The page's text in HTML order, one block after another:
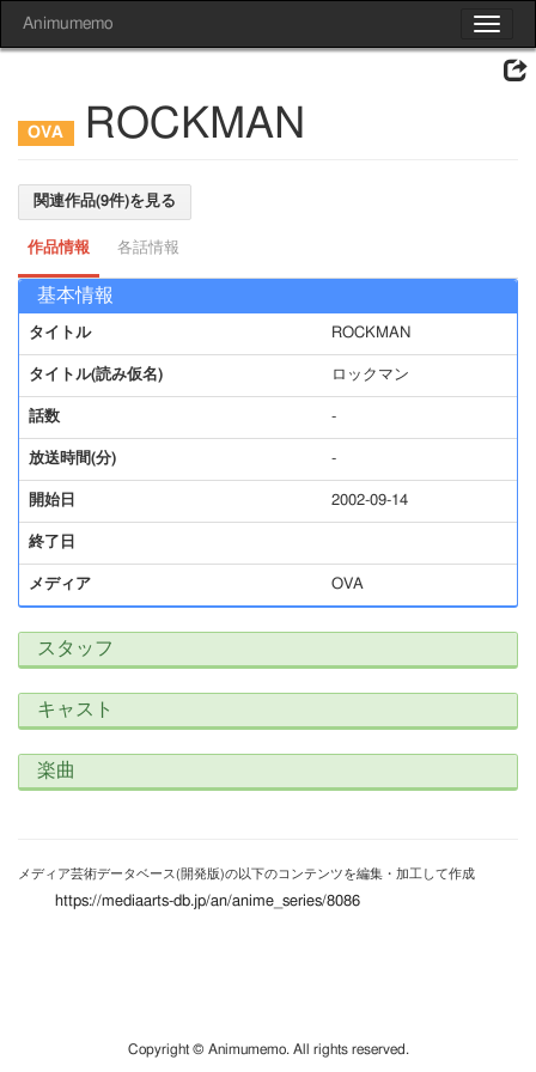
Toggle
Animumemo
ROCKMAN
関連作品(9件)を見る
作品情報 各話情報
基本情報
タイトル ROCKMAN
タイトル(読み仮名) ロックマン
話数 -
放送時間(分) -
開始日 2002-09-14
終了日
メディア OVA
スタッフ
キャスト
楽曲
メディア芸術データベース(開発版)の以下のコンテンツを編集・加工して作成
https://mediaarts-db.jp/an/anime_series/8086
Copyright © Animumemo. All rights reserved.